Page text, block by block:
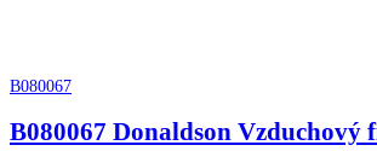
B080067
B080067 Donaldson